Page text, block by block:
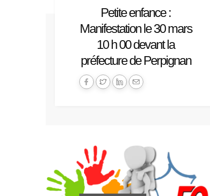
Petite enfance :
Manifestation le 30 mars
10 h 00 devant la
préfecture de Perpignan